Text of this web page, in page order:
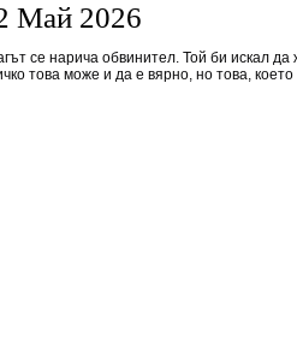
Май 2026
се нарича обвинител. Той би искал
това може и да е вярно, но това,